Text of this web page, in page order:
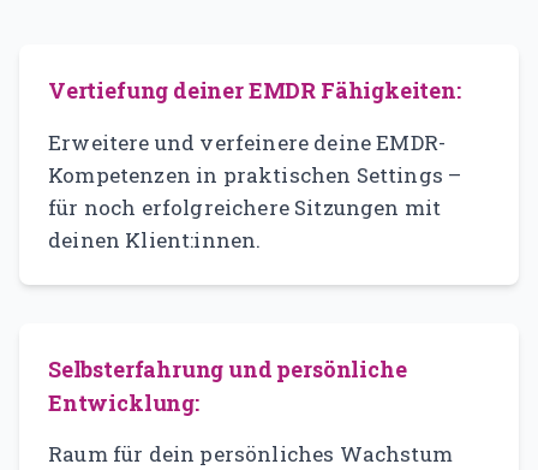
Vertiefung deiner EMDR Fähigkeiten:
Erweitere und verfeinere deine EMDR-
Kompetenzen in praktischen Settings –
für noch erfolgreichere Sitzungen mit
deinen Klient:innen.
Selbsterfahrung und persönliche
Entwicklung:
Raum für dein persönliches Wachstum